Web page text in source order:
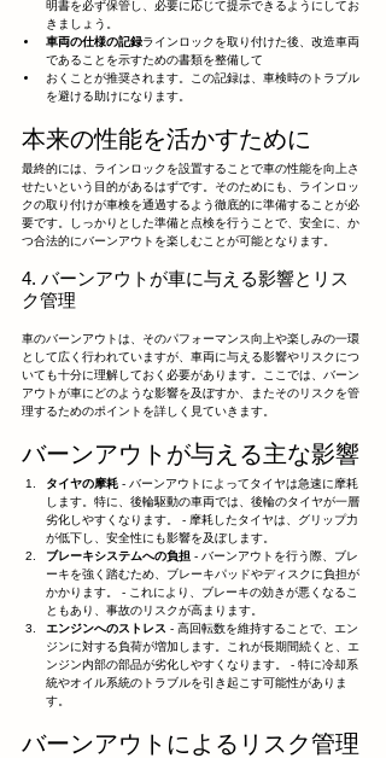
明書を必ず保管し、必要に応じて提示できるようにしてお
きましょう。
車両の仕様の記録ラインロックを取り付けた後、改造車両
であることを示すための書類を整備して
おくことが推奨されます。この記録は、車検時のトラブル
を避ける助けになります。
本来の性能を活かすために
最終的には、ラインロックを設置することで車の性能を向上さ
せたいという目的があるはずです。そのためにも、ラインロッ
クの取り付けが車検を通過するよう徹底的に準備することが必
要です。しっかりとした準備と点検を行うことで、安全に、か
つ合法的にバーンアウトを楽しむことが可能となります。
4. バーンアウトが車に与える影響とリス
ク管理
車のバーンアウトは、そのパフォーマンス向上や楽しみの一環
として広く行われていますが、車両に与える影響やリスクにつ
いても十分に理解しておく必要があります。ここでは、バーン
アウトが車にどのような影響を及ぼすか、またそのリスクを管
理するためのポイントを詳しく見ていきます。
バーンアウトが与える主な影響
タイヤの摩耗 - バーンアウトによってタイヤは急速に摩耗
します。特に、後輪駆動の車両では、後輪のタイヤが一層
劣化しやすくなります。 - 摩耗したタイヤは、グリップ力
が低下し、安全性にも影響を及ぼします。
ブレーキシステムへの負担 - バーンアウトを行う際、ブレ
ーキを強く踏むため、ブレーキパッドやディスクに負担が
かかります。 - これにより、ブレーキの効きが悪くなるこ
ともあり、事故のリスクが高まります。
エンジンへのストレス - 高回転数を維持することで、エン
ジンに対する負荷が増加します。これが長期間続くと、エ
ンジン内部の部品が劣化しやすくなります。 - 特に冷却系
統やオイル系統のトラブルを引き起こす可能性がありま
す。
バーンアウトによるリスク管理